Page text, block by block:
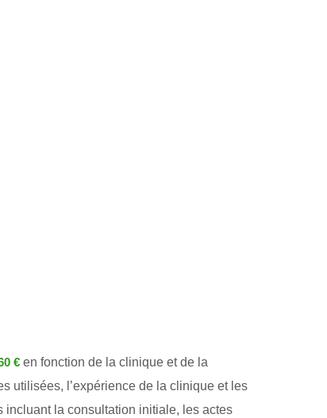
€ en fonction de la clinique et de la
utilisées, l’expérience de la clinique et les
la consultation initiale, les actes